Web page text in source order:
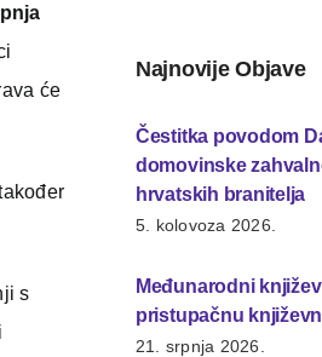
će
s
Najnovije Objave
Čestitka povodom
domovinske
hrvatskih branitelja
5. kolovoza 2026.
Međunarodni
pristupačnu
21. srpnja 2026.